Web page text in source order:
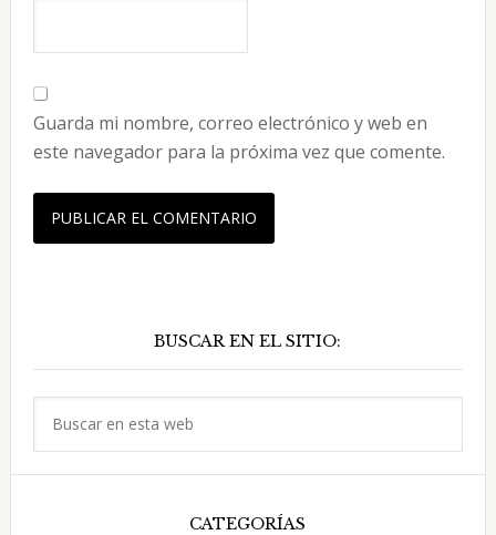
Guarda mi nombre, correo electrónico y web en
este navegador para la próxima vez que comente.
principal
BUSCAR EN EL SITIO:
CATEGORÍAS